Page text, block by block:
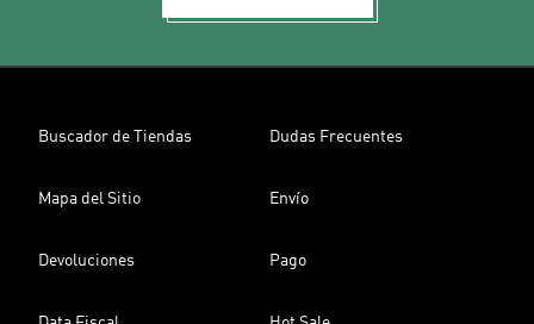
Buscador de Tiendas Dudas Frecuentes
Mapa del Sitio Envío
Devoluciones Pago